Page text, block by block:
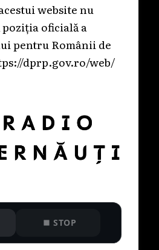
website nu
oficială a
pentru Românii de
dprp.gov.ro/web/
STOP